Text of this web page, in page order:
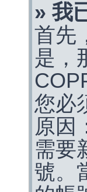
» 我
首先
是，
您必
原因
需要
號。